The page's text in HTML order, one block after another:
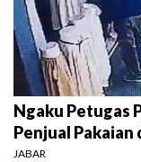
Ngaku Petugas
Penjual Pakaian
JABAR